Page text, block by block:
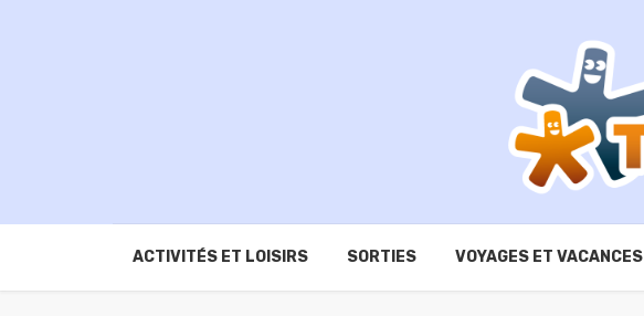
ACTIVITÉS ET LOISIRS SORTIES VOYAGES ET VACANCES